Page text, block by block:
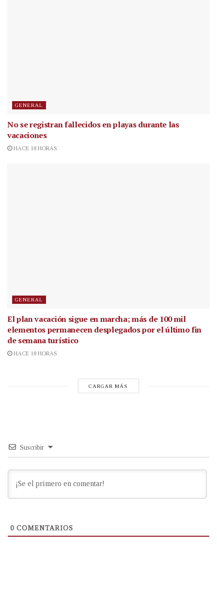
GENERAL
No se registran fallecidos en playas durante las
vacaciones
HACE 18 HORAS
GENERAL
El plan vacación sigue en marcha; más de 100 mil
elementos permanecen desplegados por el último fin
de semana turístico
HACE 18 HORAS
CARGAR MÁS
Suscribir
0 COMENTARIOS